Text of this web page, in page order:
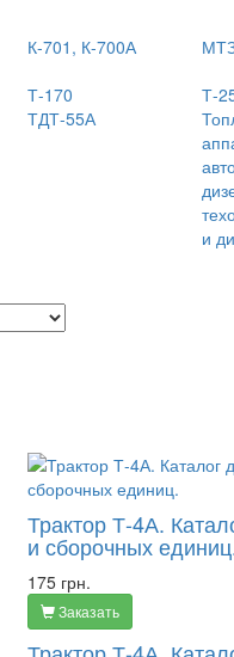
К-701, К-700А
Т-170 Т-
ТДТ-55А
и
Трактор Т-4А.
и сборочных
175 грн.
Заказать